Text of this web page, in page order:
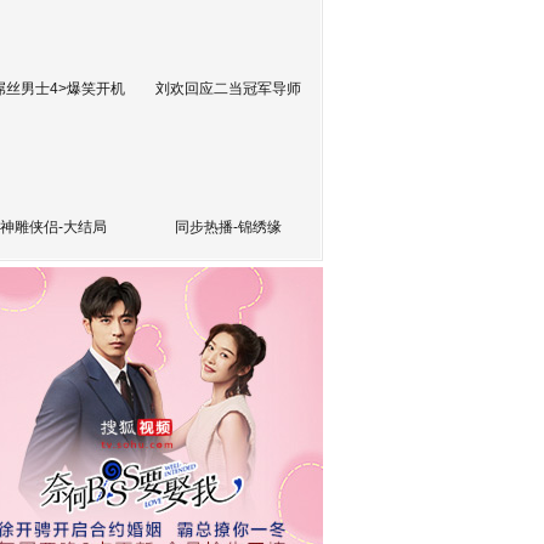
丝男士4>爆笑开机 刘欢回应二当冠军导师
神雕侠侣-大结局 同步热播-锦绣缘